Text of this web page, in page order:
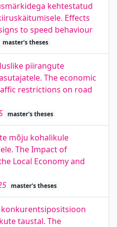
kehtestatud
Effects
to speed behaviour
master's theses
piirangute
The economic
restrictions on road
master's theses
mõju kohalikule
The Impact of
Local Economy and
master's theses
konkurentsipositsioon
taustal. The